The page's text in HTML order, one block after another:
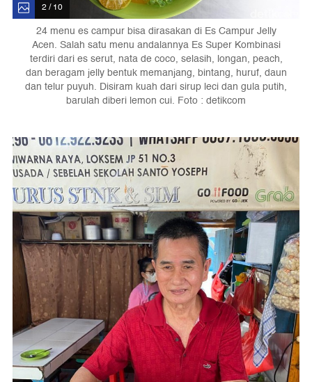
2 / 10
24 menu es campur bisa dirasakan di Es Campur Jelly
Acen. Salah satu menu andalannya Es Super Kombinasi
terdiri dari es serut, nata de coco, selasih, longan, peach,
dan beragam jelly bentuk memanjang, bintang, huruf, daun
dan telur puyuh. Disiram kuah dari sirup leci dan gula putih,
barulah diberi lemon cui. Foto : detikcom